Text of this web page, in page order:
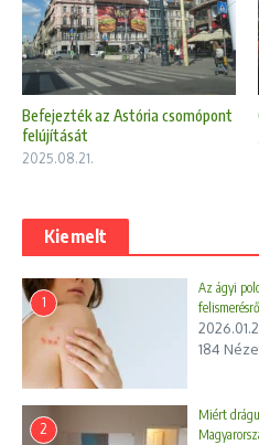
Befejezték az Astória csomópont
felújítását
2025.08.21.
Kiemelt
1
Az ágyi
184
2
Miért